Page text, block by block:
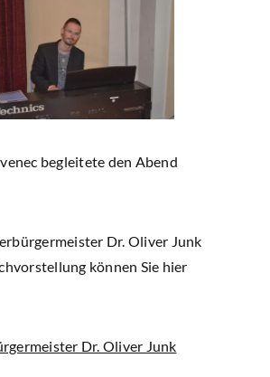
begleitete den Abend
Dr. Oliver Junk
können Sie hier
Dr. Oliver Junk